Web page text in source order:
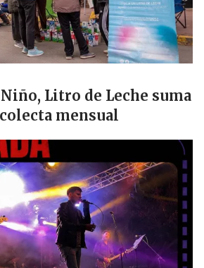
Litro de Leche suma
mensual